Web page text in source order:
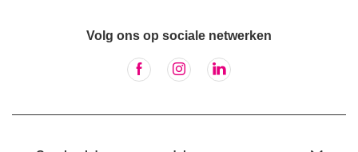
Volg ons op sociale netwerken